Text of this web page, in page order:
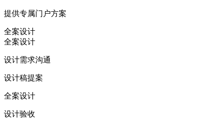
提供专属门户方案
全案设计
全案设计
设计需求沟通
设计稿提案
全案设计
设计验收